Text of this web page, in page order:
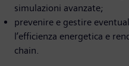
simulazioni avanzate;
prevenire e gestire
l’efficienza energetica e
chain.